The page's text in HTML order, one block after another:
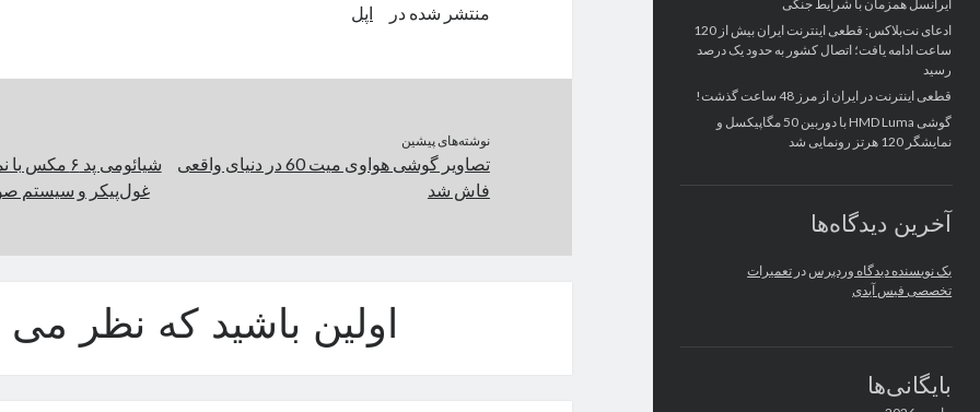
ایرانسل همزمان با شرایط جنگی
ادعای نت‌بلاکس: قطعی اینترنت ایران بیش از 120
ساعت ادامه یافت؛ اتصال کشور به حدود یک درصد
رسید
قطعی اینترنت در ایران از مرز 48 ساعت گذشت!
گوشی HMD Luma با دوربین 50 مگاپیکسل و
نمایشگر 120 هرتز رونمایی شد
آخرین دیدگاه‌ها
یک نویسنده دیدگاه وردپرس در تعمیرات
تخصصی فیس آیدی
بایگانی‌ها
منتشر شده در اپل
نوشته‌های پیشین
تصاویر گوشی هواوی میت 60 در دنیای واقعی
فاش شد
غول‌پیکر و سیستم
اولین باشید که نظر می